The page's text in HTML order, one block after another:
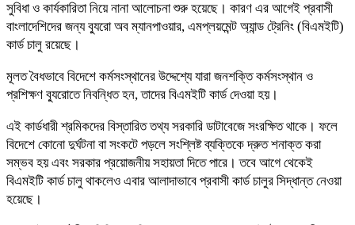
সুবিধা ও কার্যকারিতা নিয়ে নানা আলোচনা শুরু হয়েছে। কারণ এর আগেই প্রবাসী
বাংলাদেশিদের জন্য ব্যুরো অব ম্যানপাওয়ার, এমপ্লয়মেন্ট অ্যান্ড ট্রেনিং (বিএমইটি)
কার্ড চালু রয়েছে।
মূলত বৈধভাবে বিদেশে কর্মসংস্থানের উদ্দেশ্যে যারা জনশক্তি কর্মসংস্থান ও
প্রশিক্ষণ ব্যুরোতে নিবন্ধিত হন, তাদের বিএমইটি কার্ড দেওয়া হয়।
এই কার্ডধারী শ্রমিকদের বিস্তারিত তথ্য সরকারি ডাটাবেজে সংরক্ষিত থাকে। ফলে
বিদেশে কোনো দুর্ঘটনা বা সংকটে পড়লে সংশ্লিষ্ট ব্যক্তিকে দ্রুত শনাক্ত করা
সম্ভব হয় এবং সরকার প্রয়োজনীয় সহায়তা দিতে পারে। তবে আগে থেকেই
বিএমইটি কার্ড চালু থাকলেও এবার আলাদাভাবে প্রবাসী কার্ড চালুর সিদ্ধান্ত নেওয়া
হয়েছে।